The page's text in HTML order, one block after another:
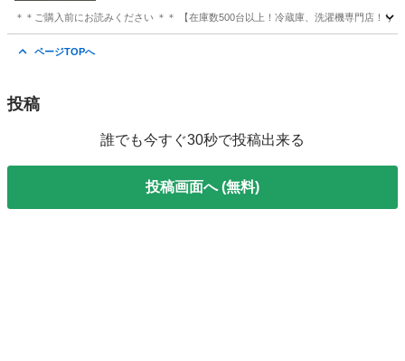
＊＊ご購入前にお読みください ＊＊ 【在庫数500台以上！冷蔵庫、洗濯機専門店！
ページTOPへ
投稿
誰でも今すぐ30秒で投稿出来る
投稿画面へ (無料)